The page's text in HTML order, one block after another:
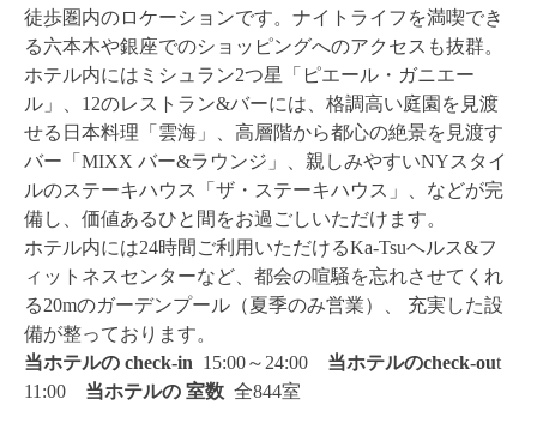
徒歩圏内のロケーションです。ナイトライフを満喫でき
る六本木や銀座でのショッピングへのアクセスも抜群。
ホテル内にはミシュラン2つ星「ピエール・ガニエー
ル」、12のレストラン&バーには、格調高い庭園を見渡
せる日本料理「雲海」、高層階から都心の絶景を見渡す
バー「MIXX バー&ラウンジ」、親しみやすいNYスタイ
ルのステーキハウス「ザ・ステーキハウス」、などが完
備し、価値あるひと間をお過ごしいただけます。
ホテル内には24時間ご利用いただけるKa-Tsuヘルス&フ
ィットネスセンターなど、都会の喧騒を忘れさせてくれ
る20mのガーデンプール（夏季のみ営業）、 充実した設
備が整っております。
当ホテルの check-in 15:00～24:00 当ホテルのcheck-out
11:00 当ホテルの 室数 全844室